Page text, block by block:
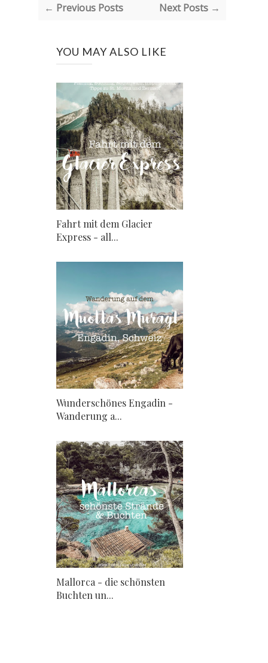
← Previous Posts Next Posts →
YOU MAY ALSO LIKE
Fahrt mit dem Glacier
Express - all...
Wunderschönes Engadin -
Wanderung a...
Mallorca - die schönsten
Buchten un...